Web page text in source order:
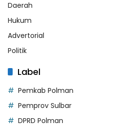
Daerah
Hukum
Advertorial
Politik
Label
Pemkab Polman
Pemprov Sulbar
DPRD Polman